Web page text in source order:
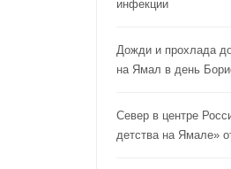
инфекции
Дожди и прохлада
на Ямал в день
Север в центре
детства на Ямале»